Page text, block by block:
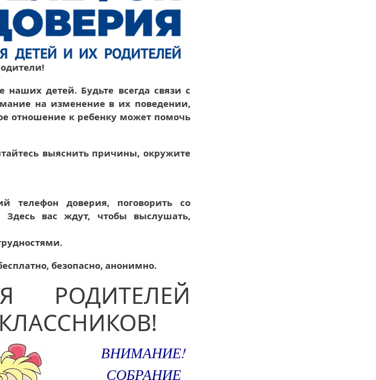
детей. Будьте всегда связи с
на изменение в их поведении,
отношение к ребенку может помочь
выяснить причины, окружите
телефон доверия, поговорить со
вас ждут, чтобы выслушать,
безопасно, анонимно.
РОДИТЕЛЕЙ
ВНИМАНИЕ!
СОБРАНИЕ